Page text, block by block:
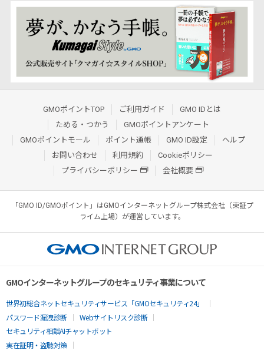
GMOポイントTOP ご利用ガイド
GMO IDとは
ためる・つかう
GMOポイントアンケート
GMOポイントモール
ポイント通帳 GMO ID設定
ヘルプ
お問い合わせ
利用規約
Cookieポリシー
プライバシーポリシー
会社概要
「GMO ID/GMOポイント」はGMOインターネットグループ株式会社（東証プ
ライム上場）が運営しています。
GMOインターネットグループのセキュリティ事業について
世界初総合ネットセキュリティサービス「GMOセキュリティ24」
パスワード漏洩診断
Webサイトリスク診断
セキュリティ相談AIチャットボット
実在証明・盗聴対策